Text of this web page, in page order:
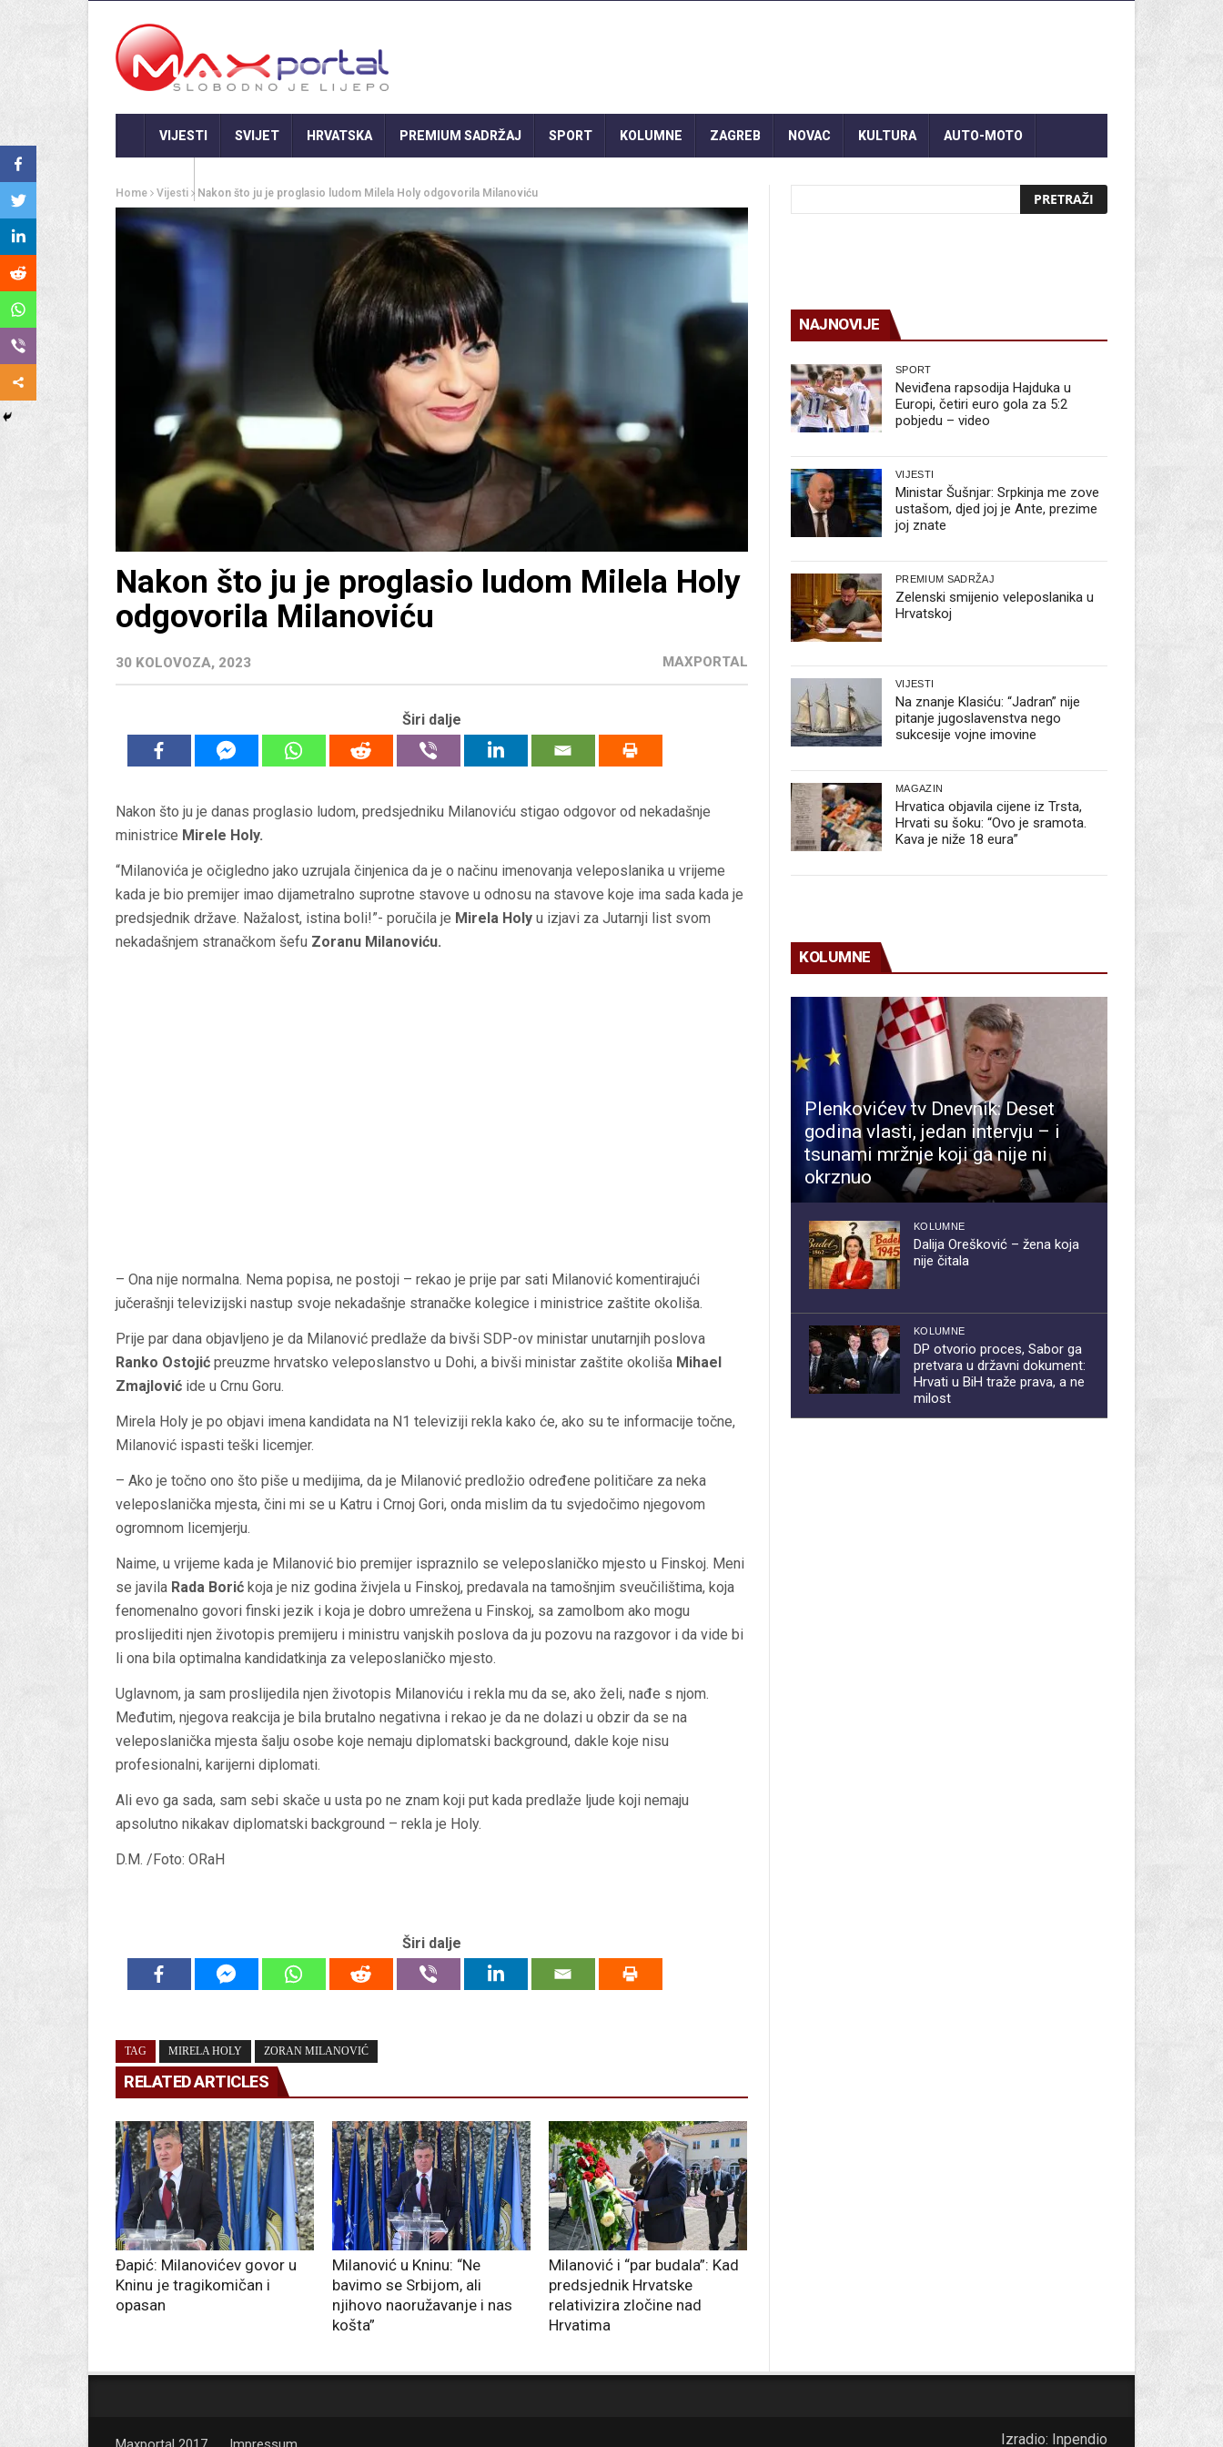
VIJESTI SVIJET HRVATSKA PREMIUM SADRŽAJ SPORT KOLUMNE ZAGREB NOVAC KULTURA AUTO-MOTO
Home Vijesti Nakon što ju je proglasio ludom Milela Holy odgovorila Milanoviću
Nakon što ju je proglasio ludom Milela Holy
odgovorila Milanoviću
30 KOLOVOZA, 2023 MAXPORTAL
Širi dalje
Nakon što ju je danas proglasio ludom, predsjedniku Milanoviću stigao odgovor od nekadašnje
ministrice Mirele Holy.
“Milanovića je očigledno jako uzrujala činjenica da je o načinu imenovanja veleposlanika u vrijeme
kada je bio premijer imao dijametralno suprotne stavove u odnosu na stavove koje ima sada kada je
predsjednik države. Nažalost, istina boli!”- poručila je Mirela Holy u izjavi za Jutarnji list svom
nekadašnjem stranačkom šefu Zoranu Milanoviću.
– Ona nije normalna. Nema popisa, ne postoji – rekao je prije par sati Milanović komentirajući
jučerašnji televizijski nastup svoje nekadašnje stranačke kolegice i ministrice zaštite okoliša.
Prije par dana objavljeno je da Milanović predlaže da bivši SDP-ov ministar unutarnjih poslova
Ranko Ostojić preuzme hrvatsko veleposlanstvo u Dohi, a bivši ministar zaštite okoliša Mihael
Zmajlović ide u Crnu Goru.
Mirela Holy je po objavi imena kandidata na N1 televiziji rekla kako će, ako su te informacije točne,
Milanović ispasti teški licemjer.
– Ako je točno ono što piše u medijima, da je Milanović predložio određene političare za neka
veleposlanička mjesta, čini mi se u Katru i Crnoj Gori, onda mislim da tu svjedočimo njegovom
ogromnom licemjerju.
Naime, u vrijeme kada je Milanović bio premijer ispraznilo se veleposlaničko mjesto u Finskoj. Meni
se javila Rada Borić koja je niz godina živjela u Finskoj, predavala na tamošnjim sveučilištima, koja
fenomenalno govori finski jezik i koja je dobro umrežena u Finskoj, sa zamolbom ako mogu
proslijediti njen životopis premijeru i ministru vanjskih poslova da ju pozovu na razgovor i da vide bi
li ona bila optimalna kandidatkinja za veleposlaničko mjesto.
Uglavnom, ja sam proslijedila njen životopis Milanoviću i rekla mu da se, ako želi, nađe s njom.
Međutim, njegova reakcija je bila brutalno negativna i rekao je da ne dolazi u obzir da se na
veleposlanička mjesta šalju osobe koje nemaju diplomatski background, dakle koje nisu
profesionalni, karijerni diplomati.
Ali evo ga sada, sam sebi skače u usta po ne znam koji put kada predlaže ljude koji nemaju
apsolutno nikakav diplomatski background – rekla je Holy.
D.M. /Foto: ORaH
Širi dalje
TAG MIRELA HOLY ZORAN MILANOVIĆ
RELATED ARTICLES
Đapić: Milanovićev govor u
Kninu je tragikomičan i
opasan
Milanović u Kninu: “Ne
bavimo se Srbijom, ali
njihovo naoružavanje i nas
košta”
Milanović i “par budala”: Kad
predsjednik Hrvatske
relativizira zločine nad
Hrvatima
NAJNOVIJE
SPORT
Neviđena rapsodija Hajduka u
Europi, četiri euro gola za 5:2
pobjedu – video
VIJESTI
Ministar Šušnjar: Srpkinja me zove
ustašom, djed joj je Ante, prezime
joj znate
PREMIUM SADRŽAJ
Zelenski smijenio veleposlanika u
Hrvatskoj
VIJESTI
Na znanje Klasiću: “Jadran” nije
pitanje jugoslavenstva nego
sukcesije vojne imovine
MAGAZIN
Hrvatica objavila cijene iz Trsta,
Hrvati su šoku: “Ovo je sramota.
Kava je niže 18 eura”
KOLUMNE
Plenkovićev tv Dnevnik: Deset
godina vlasti, jedan intervju – i
tsunami mržnje koji ga nije ni
okrznuo
KOLUMNE
Dalija Orešković – žena koja
nije čitala
KOLUMNE
DP otvorio proces, Sabor ga
pretvara u državni dokument:
Hrvati u BiH traže prava, a ne
milost
Izradio: Inpendio